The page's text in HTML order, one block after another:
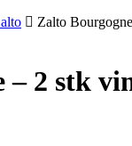
Zalto
– 2 stk